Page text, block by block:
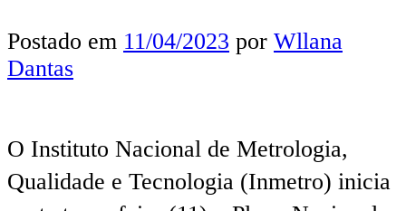
Postado em 11/04/2023 por Wllana
Dantas
O Instituto Nacional de Metrologia,
Qualidade e Tecnologia (Inmetro) inicia